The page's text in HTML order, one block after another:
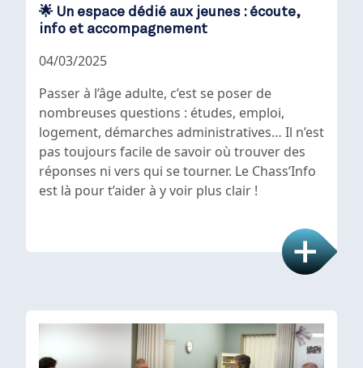
🌟 Un espace dédié aux jeunes : écoute,
info et accompagnement
04/03/2025
Passer à l’âge adulte, c’est se poser de
nombreuses questions : études, emploi,
logement, démarches administratives… Il n’est
pas toujours facile de savoir où trouver des
réponses ni vers qui se tourner. Le Chass’Info
est là pour t’aider à y voir plus clair !